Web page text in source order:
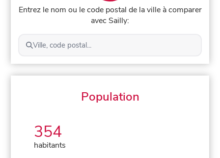
Entrez le nom ou le code postal de la ville à comparer
avec Sailly:
Ville, code postal...
Population
354
habitants